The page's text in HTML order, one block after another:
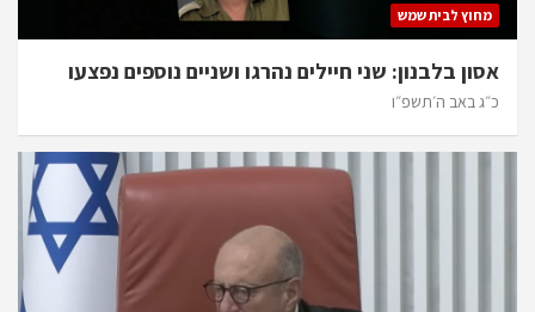
מחוץ לבית שמש
אסון בלבנון: שני חיילים נהרגו ושניים נוספים נפצעו
כ״ג באב ה׳תשפ״ו